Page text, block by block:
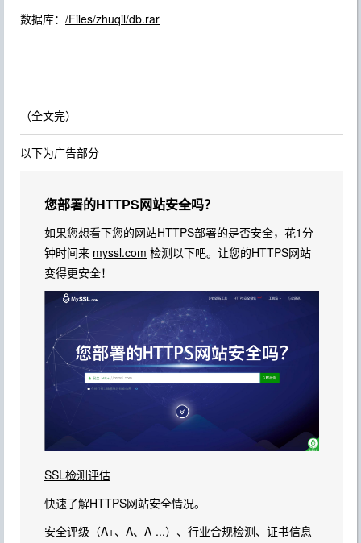
数据库： /Files/zhuqil/db.rar
（全文完）
以下为广告部分
您部署的HTTPS网站安全吗？
如果您想看下您的网站HTTPS部署的是否安全，花1分
钟时间来 myssl.com 检测以下吧。让您的HTTPS网站
变得更安全！
SSL检测评估
快速了解HTTPS网站安全情况。
安全评级（A+、A、A-...）、行业合规检测、证书信息